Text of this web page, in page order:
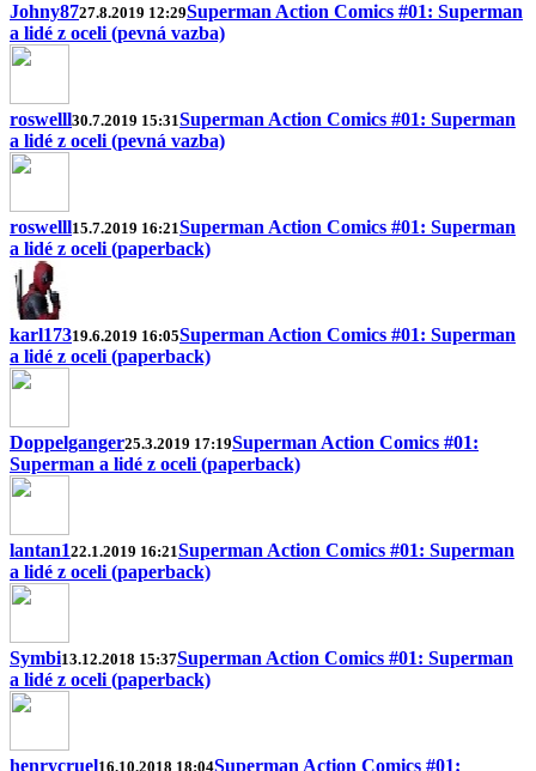
Johny8727.8.2019 12:29Superman Action Comics #01: Superman
a lidé z oceli (pevná vazba)
roswelll30.7.2019 15:31Superman Action Comics #01: Superman
a lidé z oceli (pevná vazba)
roswelll15.7.2019 16:21Superman Action Comics #01: Superman
a lidé z oceli (paperback)
karl17319.6.2019 16:05Superman Action Comics #01: Superman
a lidé z oceli (paperback)
Doppelganger25.3.2019 17:19Superman Action Comics #01:
Superman a lidé z oceli (paperback)
lantan122.1.2019 16:21Superman Action Comics #01: Superman
a lidé z oceli (paperback)
Symbi13.12.2018 15:37Superman Action Comics #01: Superman
a lidé z oceli (paperback)
henrycruel16.10.2018 18:04Superman Action Comics #01: